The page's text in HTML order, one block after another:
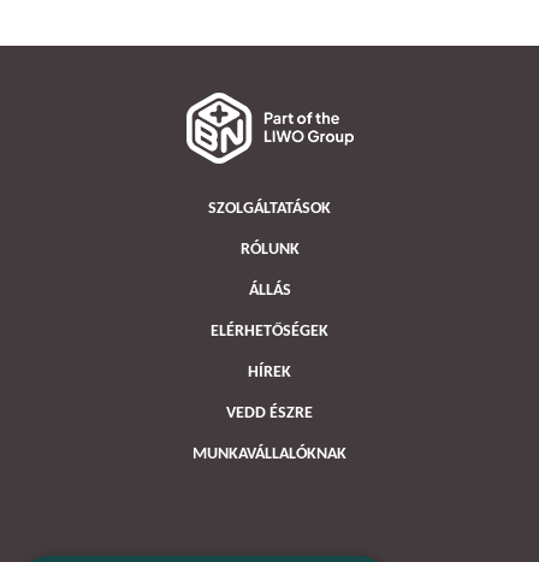
SZOLGÁLTATÁSOK
RÓLUNK
ÁLLÁS
ELÉRHETŐSÉGEK
HÍREK
VEDD ÉSZRE
MUNKAVÁLLALÓKNAK